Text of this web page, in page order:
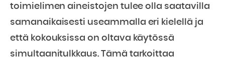
toimielimen aineistojen tulee olla saatavilla
samanaikaisesti useammalla eri kielellä ja
että kokouksissa on oltava käytössä
simultaanitulkkaus. Tämä tarkoittaa